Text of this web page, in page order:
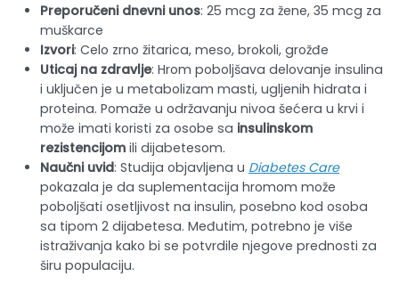
Preporučeni dnevni unos: 25 mcg za žene, 35 mcg za
muškarce
Izvori: Celo zrno žitarica, meso, brokoli, grožđe
Uticaj na zdravlje: Hrom poboljšava delovanje insulina
i uključen je u metabolizam masti, ugljenih hidrata i
proteina. Pomaže u održavanju nivoa šećera u krvi i
može imati koristi za osobe sa insulinskom
rezistencijom ili dijabetesom.
Naučni uvid: Studija objavljena u Diabetes Care
pokazala je da suplementacija hromom može
poboljšati osetljivost na insulin, posebno kod osoba
sa tipom 2 dijabetesa. Međutim, potrebno je više
istraživanja kako bi se potvrdile njegove prednosti za
širu populaciju.